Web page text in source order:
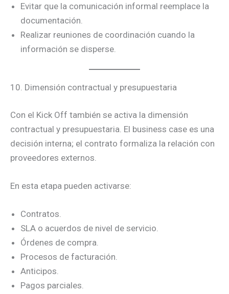
Evitar que la comunicación informal reemplace la
documentación.
Realizar reuniones de coordinación cuando la
información se disperse.
10. Dimensión contractual y presupuestaria
Con el Kick Off también se activa la dimensión
contractual y presupuestaria. El business case es una
decisión interna; el contrato formaliza la relación con
proveedores externos.
En esta etapa pueden activarse:
Contratos.
SLA o acuerdos de nivel de servicio.
Órdenes de compra.
Procesos de facturación.
Anticipos.
Pagos parciales.